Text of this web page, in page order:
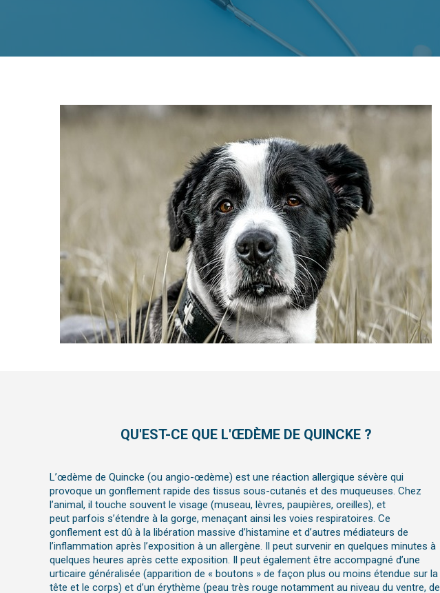
QU'EST-CE QUE L'ŒDÈME DE QUINCKE ?
L’œdème de Quincke (ou angio-œdème) est une réaction allergique sévère qui
provoque un gonflement rapide des tissus sous-cutanés et des muqueuses. Chez
l’animal, il touche souvent le visage (museau, lèvres, paupières, oreilles), et
peut parfois s’étendre à la gorge, menaçant ainsi les voies respiratoires. Ce
gonflement est dû à la libération massive d’histamine et d’autres médiateurs de
l’inflammation après l’exposition à un allergène. Il peut survenir en quelques minutes à
quelques heures après cette exposition. Il peut également être accompagné d’une
urticaire généralisée (apparition de « boutons » de façon plus ou moins étendue sur la
tête et le corps) et d’un érythème (peau très rouge notamment au niveau du ventre, de